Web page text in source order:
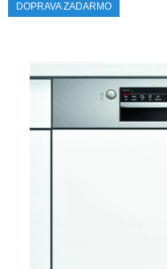
DOPRAVA ZADARMO